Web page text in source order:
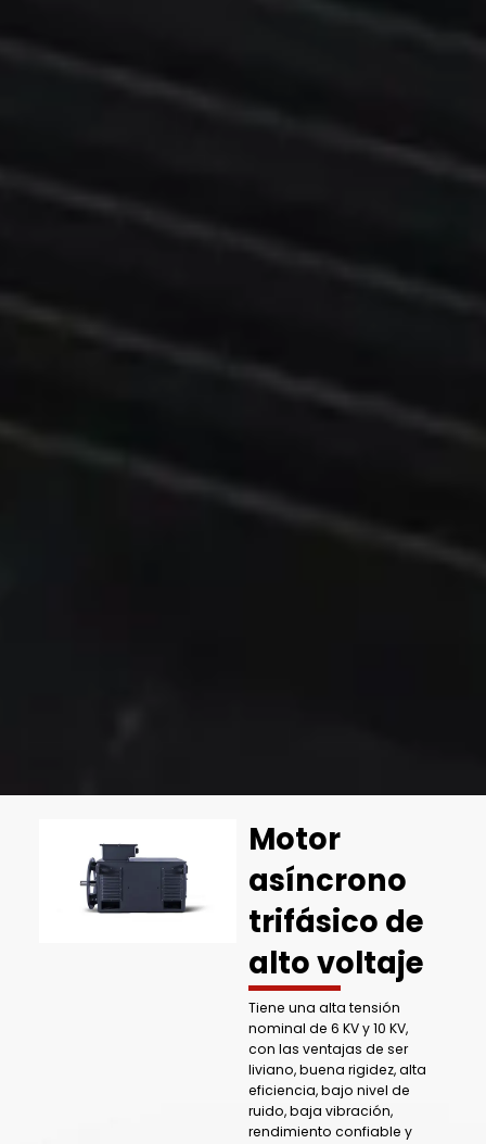
Motor
asíncrono
trifásico de
alto voltaje
Tiene una alta tensión
nominal de 6 KV y 10 KV,
con las ventajas de ser
liviano, buena rigidez, alta
eficiencia, bajo nivel de
ruido, baja vibración,
rendimiento confiable y